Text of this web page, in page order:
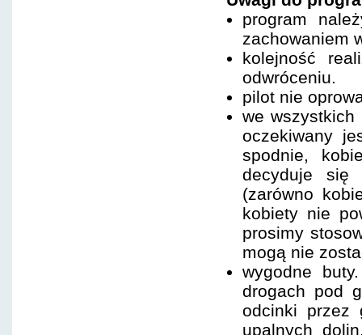
program
zachowaniem
kolejność
odwróceniu.
pilot nie
we
oczekiwany
spodnie,
decyduje się
(zarówno
kobiety nie
prosimy
mogą nie
wygodne
drogach pod
odcinki przez
upalnych